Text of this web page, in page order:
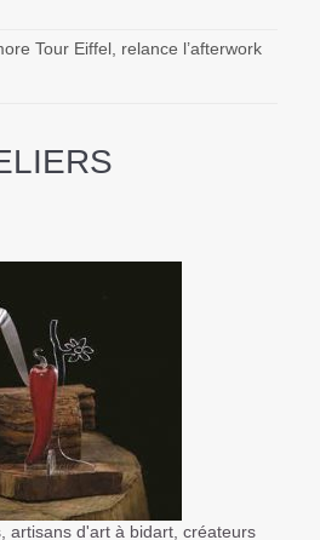
Tour Eiffel, relance l’afterwork
artisans d'art à bidart, créateurs